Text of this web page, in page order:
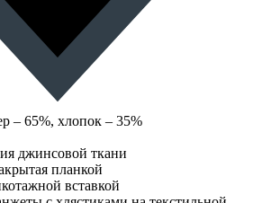
– 65%, хлопок – 35%
джинсовой ткани
планкой
вставкой